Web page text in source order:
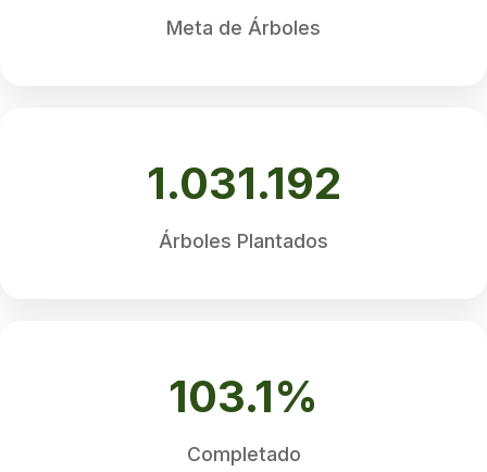
Meta de Árboles
1.031.192
Árboles Plantados
103.1%
Completado